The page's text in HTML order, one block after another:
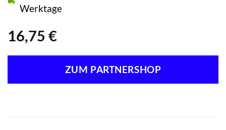
16,75 €
Werktage
ZUM PARTNERSHOP